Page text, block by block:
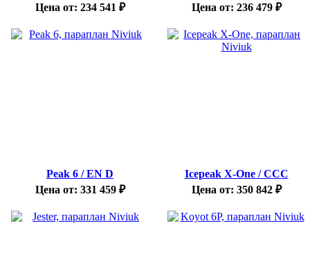
Цена от: 234 541 ₽
Цена от: 236 479₽
Peak 6 / EN D
Цена от: 331 459₽
Icepeak X-One / CCC
Цена от: 350 842₽